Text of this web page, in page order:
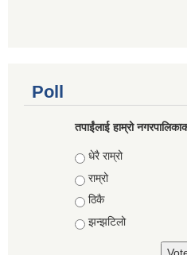
Poll
तपाईंलाई हाम्रो
Choices
धेरै राम्रो
राम्रो
ठिकै
झन्झटिलो